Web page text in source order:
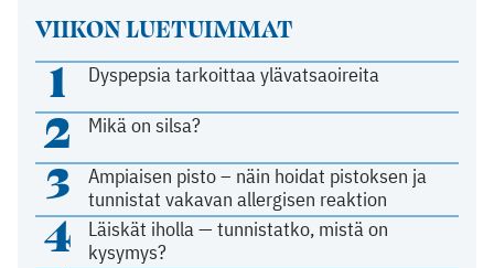
VIIKON LUETUIMMAT
1 Dyspepsia tarkoittaa ylävatsaoireita
2 Mikä on silsa?
3
Ampiaisen pisto – näin hoidat pistoksen ja
tunnistat vakavan allergisen reaktion
4
Läiskät iholla — tunnistatko, mistä on
kysymys?